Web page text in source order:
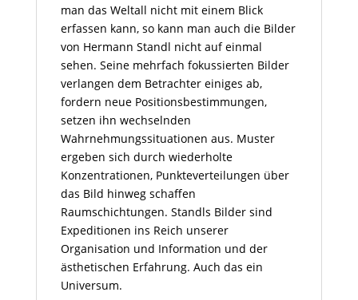
man das Weltall nicht mit einem Blick
erfassen kann, so kann man auch die Bilder
von Hermann Standl nicht auf einmal
sehen. Seine mehrfach fokussierten Bilder
verlangen dem Betrachter einiges ab,
fordern neue Positionsbestimmungen,
setzen ihn wechselnden
Wahrnehmungssituationen aus. Muster
ergeben sich durch wiederholte
Konzentrationen, Punkteverteilungen über
das Bild hinweg schaffen
Raumschichtungen. Standls Bilder sind
Expeditionen ins Reich unserer
Organisation und Information und der
ästhetischen Erfahrung. Auch das ein
Universum.